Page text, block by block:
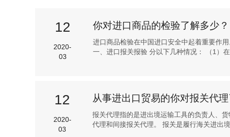
12
2020-
03
你对进口商品的检验了解多少？
进口商品检验在中国进口安全中起着重要作
一、进口报关报验 分以下几种情况： （1）在
12
2020-
03
从事进出口贸易的你对报关代理
报关代理指的是进出境运输工具的负责人、
代理和间接报关代理。 报关是履行海关进出境